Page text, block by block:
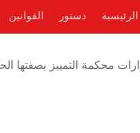
دستور القوانين
محكمة التمييز بصفتها